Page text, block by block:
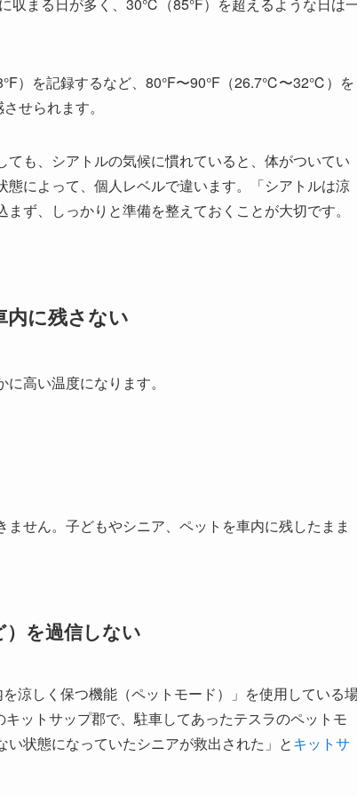
収まる日が多く、30℃（85°F）を超えるような日は
）を記録するなど、80°F〜90°F（26.7℃〜32℃）を
せられます。
も、シアトルの気候に慣れていると、体がついてい
によって、個人レベルで違います。「シアトルは涼
ず、しっかりと準備を整えておくことが大切です。
に残さない
高い温度になります。
せん。子どもやシニア、ペットを車内に残したまま
を過信しない
涼しく保つ機能（ペットモード）」を使用している
ットサップ郡で、駐車してあったテスラのペットモ
状態になっていたシニアが救出された」とキットサ